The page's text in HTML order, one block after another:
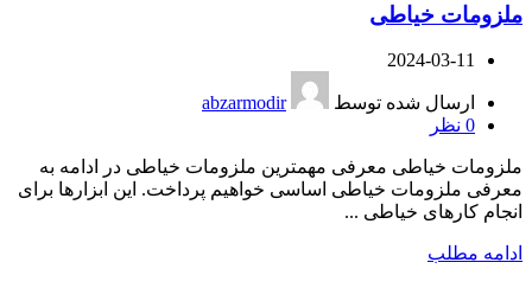
ملزومات خیاطی
2024-03-11
ارسال شده توسط
abzarmodir
0 نظر
ملزومات خیاطی معرفی مهمترین ملزومات خیاطی در ادامه به
معرفی ملزومات خیاطی اساسی خواهیم پرداخت. این ابزارها برای
انجام کارهای خیاطی ...
ادامه مطلب